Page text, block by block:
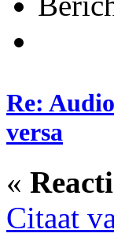
Re:
versa
«
Citaat